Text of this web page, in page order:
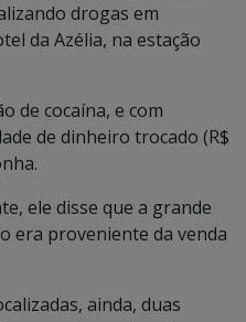
drogas em
da Azélia, na estação
de cocaína, e com
de dinheiro trocado (R$
ele disse que a grande
era proveniente da venda
ainda, duas